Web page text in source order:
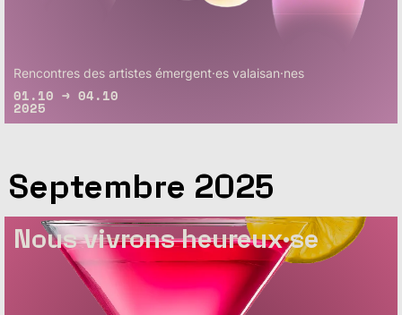
Rencontres des artistes émergent·es valaisan·nes
01.10 → 04.10
2025
Septembre 2025
Nous vivrons heureux·se